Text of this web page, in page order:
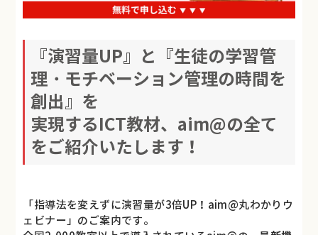
『演習量UP』と『生徒の学習管
理・モチベーション管理の時間を
創出』を
実現するICT教材、aim@の全て
をご紹介いたします！
「指導法を変えずに演習量が3倍UP！aim@丸わかりウ
ェビナー」のご案内です。